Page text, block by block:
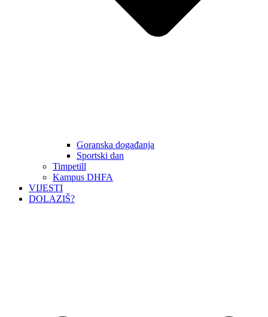
Goranska događanja
Sportski dan
Timpetill
Kampus DHFA
VIJESTI
DOLAZIŠ?